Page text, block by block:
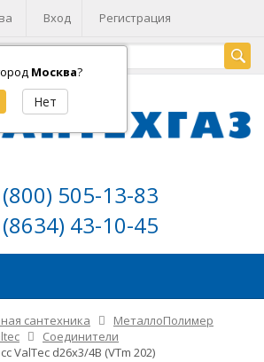
Москва?
Вход Регистрация
505-13-83
43-10-45
сантехника
МеталлоПолимер
Соединители
ValTec d26х3/4В (VTm 202)